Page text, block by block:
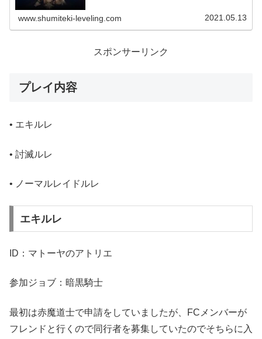
www.shumiteki-leveling.com 2021.05.13
スポンサーリンク
プレイ内容
• エキルレ
• 討滅ルレ
• ノーマルレイドルレ
エキルレ
ID：マトーヤのアトリエ
参加ジョブ：暗黒騎士
最初は赤魔道士で申請をしていましたが、FCメンバーが
フレンドと行くので同行者を募集していたのでそちらに入